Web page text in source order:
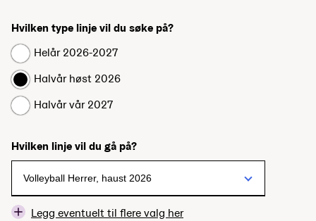
Hvilken type linje vil du søke på?
Helår 2026-2027
Halvår høst 2026
Halvår vår 2027
Hvilken linje vil du gå på?
Legg eventuelt til flere valg her